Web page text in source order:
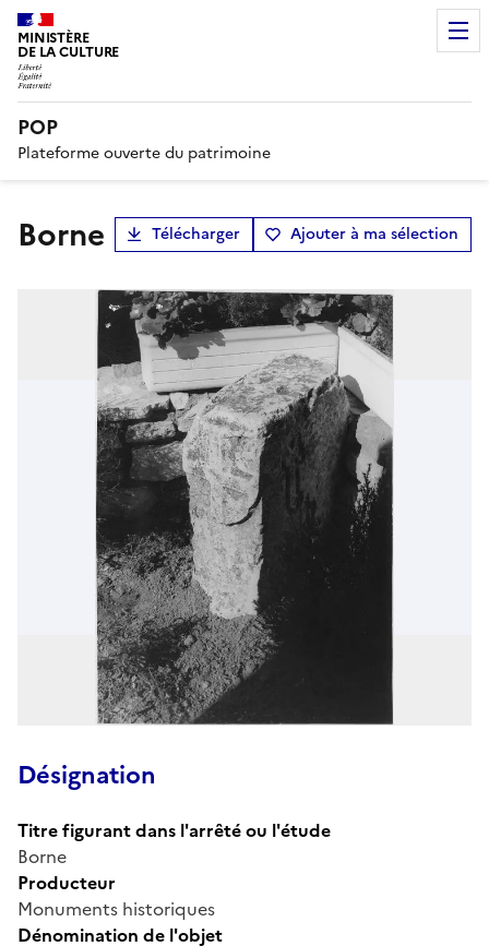
MINISTÈRE
DE LA CULTURE
POP
Plateforme ouverte du patrimoine
Borne Télécharger Ajouter à ma sélection
Désignation
Titre figurant dans l'arrêté ou l'étude
Borne
Producteur
Monuments historiques
Dénomination de l'objet